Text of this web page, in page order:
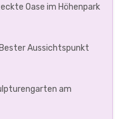
Oase im Höhenpark
Bester Aussichtspunkt
am